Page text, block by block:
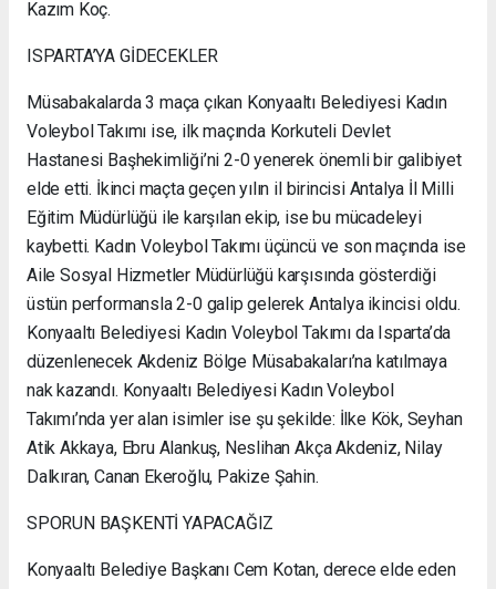
Kazım Koç.
ISPARTA’YA GİDECEKLER
Müsabakalarda 3 maça çıkan Konyaaltı Belediyesi Kadın
Voleybol Takımı ise, ilk maçında Korkuteli Devlet
Hastanesi Başhekimliği’ni 2-0 yenerek önemli bir galibiyet
elde etti. İkinci maçta geçen yılın il birincisi Antalya İl Milli
Eğitim Müdürlüğü ile karşılan ekip, ise bu mücadeleyi
kaybetti. Kadın Voleybol Takımı üçüncü ve son maçında ise
Aile Sosyal Hizmetler Müdürlüğü karşısında gösterdiği
üstün performansla 2-0 galip gelerek Antalya ikincisi oldu.
Konyaaltı Belediyesi Kadın Voleybol Takımı da Isparta’da
düzenlenecek Akdeniz Bölge Müsabakaları’na katılmaya
nak kazandı. Konyaaltı Belediyesi Kadın Voleybol
Takımı’nda yer alan isimler ise şu şekilde: İlke Kök, Seyhan
Atik Akkaya, Ebru Alankuş, Neslihan Akça Akdeniz, Nilay
Dalkıran, Canan Ekeroğlu, Pakize Şahin.
SPORUN BAŞKENTİ YAPACAĞIZ
Konyaaltı Belediye Başkanı Cem Kotan, derece elde eden